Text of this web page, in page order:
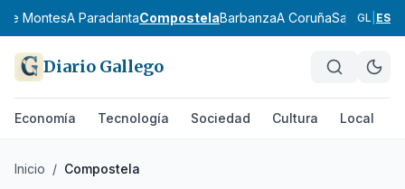
MontesA ParadantaCompostelaBarbanzaA CoruñaSantiago
GL ES
Diario Gallego
Economía Tecnología Sociedad Cultura Local
Inicio / Compostela